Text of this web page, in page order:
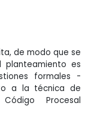
de modo que se
planteamiento es
formales -
a la técnica de
Procesal